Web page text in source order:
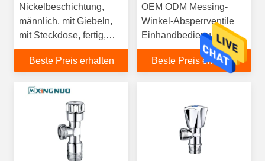
Nickelbeschichtung,
männlich, mit Giebeln,
mit Steckdose, fertig,
Messingwinkelstopfen
mit dekorativer
Edelstahl
Beste Preis erhalten
OEM ODM Messing-
Winkel-Absperrventile
Einhandbedienung
Einfache Installation
Korrosionsbeständiges
Beste Preis erhalten